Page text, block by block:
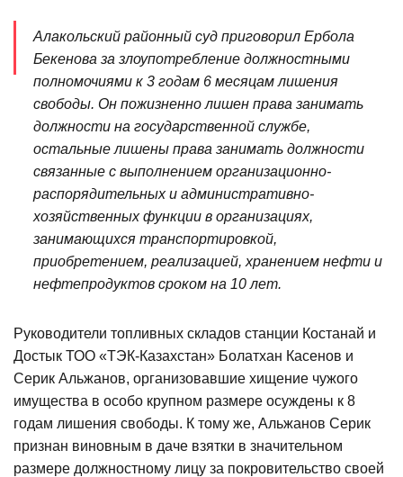
Алакольский районный суд приговорил Ербола
Бекенова за злоупотребление должностными
полномочиями к 3 годам 6 месяцам лишения
свободы. Он пожизненно лишен права занимать
должности на государственной службе,
остальные лишены права занимать должности
связанные с выполнением организационно-
распорядительных и административно-
хозяйственных функции в организациях,
занимающихся транспортировкой,
приобретением, реализацией, хранением нефти и
нефтепродуктов сроком на 10 лет.
Руководители топливных складов станции Костанай и
Достык ТОО «ТЭК-Казахстан» Болатхан Касенов и
Серик Альжанов, организовавшие хищение чужого
имущества в особо крупном размере осуждены к 8
годам лишения свободы. К тому же, Альжанов Серик
признан виновным в даче взятки в значительном
размере должностному лицу за покровительство своей